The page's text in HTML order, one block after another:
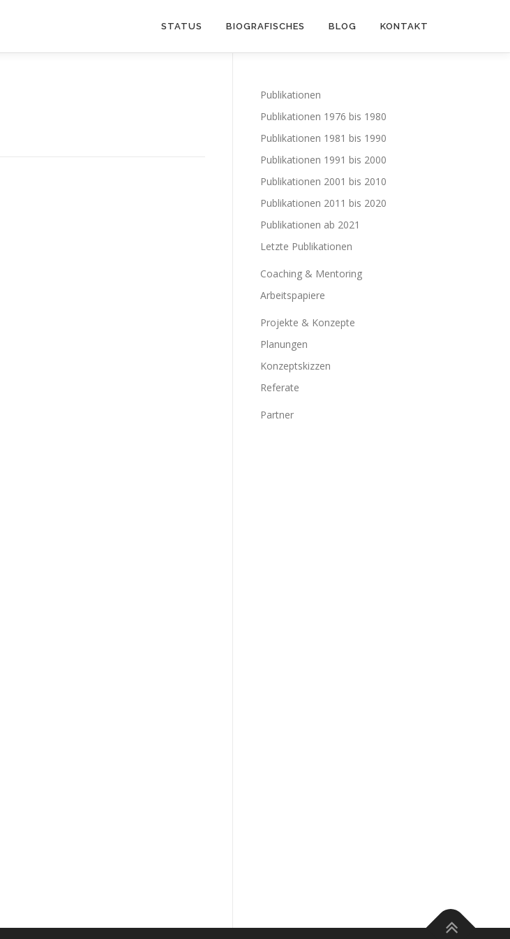
STATUS BIOGRAFISCHES BLOG KONTAKT
Publikationen
Publikationen 1976 bis 1980
Publikationen 1981 bis 1990
Publikationen 1991 bis 2000
Publikationen 2001 bis 2010
Publikationen 2011 bis 2020
Publikationen ab 2021
Letzte Publikationen
Coaching & Mentoring
Arbeitspapiere
Projekte & Konzepte
Planungen
Konzeptskizzen
Referate
Partner